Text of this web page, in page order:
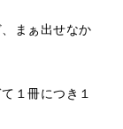
まぁ出せなか
１冊につき１